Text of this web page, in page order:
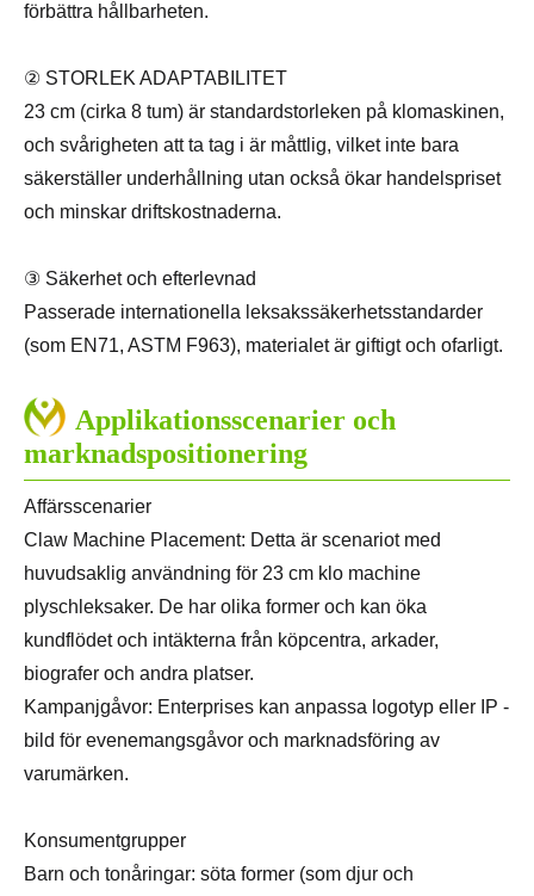
förbättra hållbarheten.
② STORLEK ADAPTABILITET
23 cm (cirka 8 tum) är standardstorleken på klomaskinen,
och svårigheten att ta tag i är måttlig, vilket inte bara
säkerställer underhållning utan också ökar handelspriset
och minskar driftskostnaderna.
③ Säkerhet och efterlevnad
Passerade internationella leksakssäkerhetsstandarder
(som EN71, ASTM F963), materialet är giftigt och ofarligt.
Applikationsscenarier och
marknadspositionering
Affärsscenarier
Claw Machine Placement: Detta är scenariot med
huvudsaklig användning för 23 cm klo machine
plyschleksaker. De har olika former och kan öka
kundflödet och intäkterna från köpcentra, arkader,
biografer och andra platser.
Kampanjgåvor: Enterprises kan anpassa logotyp eller IP -
bild för evenemangsgåvor och marknadsföring av
varumärken.
Konsumentgrupper
Barn och tonåringar: söta former (som djur och